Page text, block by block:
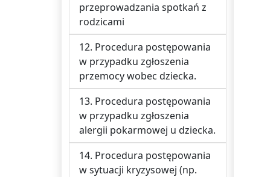
przeprowadzania spotkań z
rodzicami
12. Procedura postępowania
w przypadku zgłoszenia
przemocy wobec dziecka.
13. Procedura postępowania
w przypadku zgłoszenia
alergii pokarmowej u dziecka.
14. Procedura postępowania
w sytuacji kryzysowej (np.